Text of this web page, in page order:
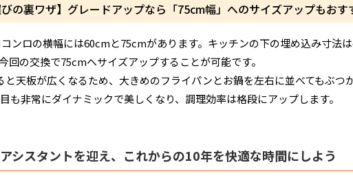
びの裏ワザ】グレードアップなら「75cm幅」へのサイズアップもおす
ンロの横幅には60cmと75cmがあります。キッチンの下の埋め込み寸法
回の交換で75cmへサイズアップすることが可能です。
と天板が広くなるため、大きめのフライパンとお鍋を左右に並べてもぶつ
も非常にダイナミックで美しくなり、調理効率は格段にアップします。
シスタントを迎え、これからの10年を快適な時間にしよう